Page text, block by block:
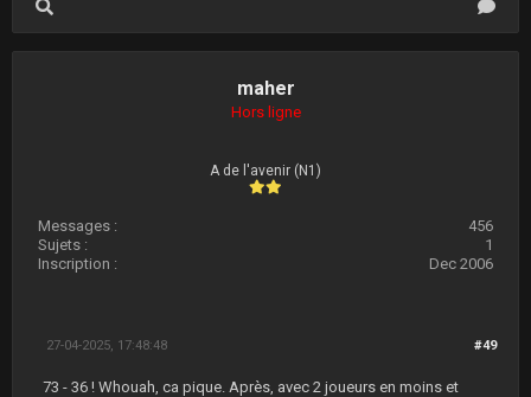
maher
Hors ligne
A de l'avenir (N1)
Messages :
456
Sujets :
1
Inscription :
Dec 2006
#49
27-04-2025, 17:48:48
73 - 36 ! Whouah, ca pique. Après, avec 2 joueurs en moins et